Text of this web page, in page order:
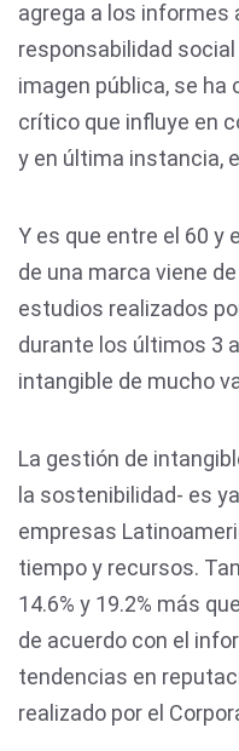
agrega a los informes
responsabilidad
imagen pública, se
crítico que influye en
y en última instancia,
Y es que entre el 60 y
de una marca viene
estudios realizados
durante los últimos 3
intangible de mucho
La gestión de
la sostenibilidad- es
empresas
tiempo y recursos.
14.6% y 19.2% más
de acuerdo con el
tendencias en
realizado por el